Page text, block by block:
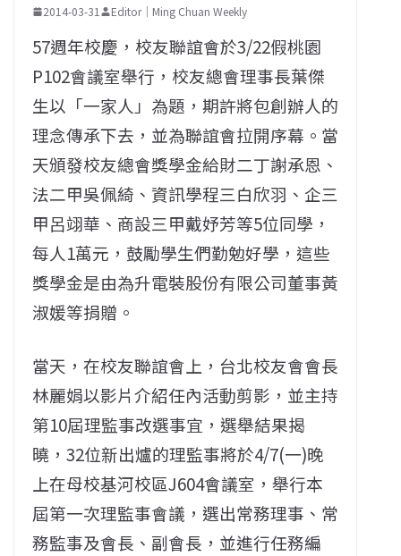
2014-03-31 Editor｜Ming Chuan Weekly
57週年校慶，校友聯誼會於3/22假桃園
P102會議室舉行，校友總會理事長葉傑
生以「一家人」為題，期許將包創辦人的
理念傳承下去，並為聯誼會拉開序幕。當
天頒發校友總會獎學金給財二丁謝承恩、
法二甲吳佩綺、資訊學程三白欣羽、企三
甲呂翊華、商設三甲戴妤芳等5位同學，
每人1萬元，鼓勵學生們勤勉好學，這些
獎學金是由為升電裝股份有限公司董事黃
淑媛等捐贈。
當天，在校友聯誼會上，台北校友會會長
林麗娟以影片介紹任內活動剪影，並主持
第10屆理監事改選事宜，選舉結果揭
曉，32位新出爐的理監事將於4/7(一)晚
上在母校基河校區J604會議室，舉行本
屆第一次理監事會議，選出常務理事、常
務監事及會長、副會長，並進行任務編